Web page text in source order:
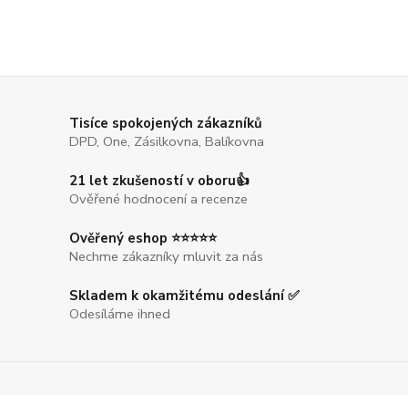
Tisíce spokojených zákazníků
DPD, One, Zásilkovna, Balíkovna
21 let zkušeností v oboru👍
Ověřené hodnocení a recenze
Ověřený eshop ⭐⭐⭐⭐⭐
Nechme zákazníky mluvit za nás
Skladem k okamžitému odeslání ✅
Odesíláme ihned